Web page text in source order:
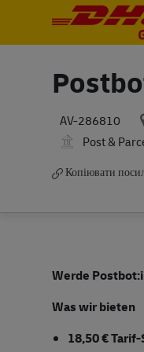
AV-286810
Post &
Копіювати
Werde
Was wir bieten
18,50 €